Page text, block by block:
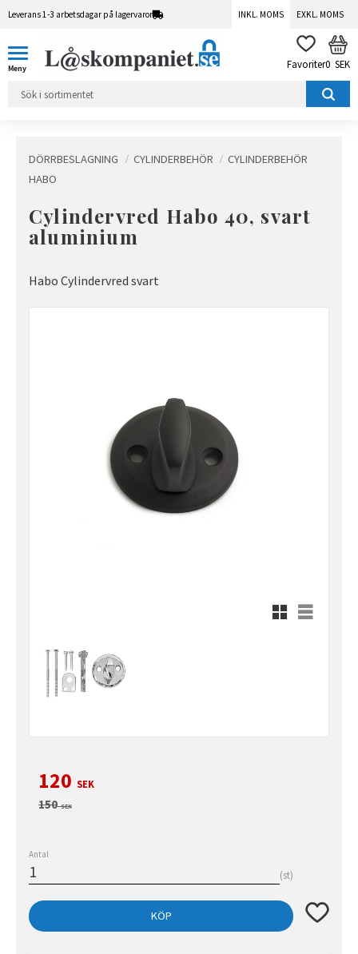
Leverans 1-3 arbetsdagar på lagervaror INKL. MOMS EXKL. MOMS
FAVORITER
0 SEK
DÖRRBESLAGNING CYLINDERBEHÖR
CYLINDERBEHÖR
HABO
Cylindervred Habo 40, svart
aluminium
Habo Cylindervred svart
Rutnätsvy
Listvy
Nedsatt pris:
120 SEK
Ordinarie pris:
150SEK
Antal
st
KÖP Lägg till